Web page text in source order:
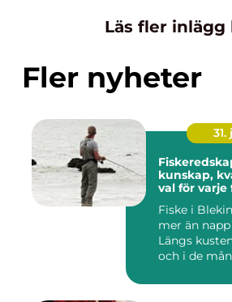
Läs fler inlägg
Fler nyheter
31.
kunskap,
val för varje
Fiske i
mer än
Längs
och i de